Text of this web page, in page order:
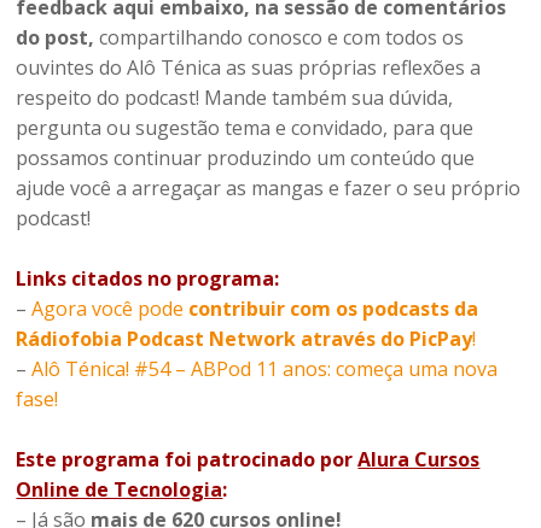
feedback aqui embaixo, na sessão de comentários
do post,compartilhando conosco e com todos os
ouvintes do Alô Ténica as suas próprias reflexões a
respeito do podcast! Mande também sua dúvida,
pergunta ou sugestão tema e convidado, para que
possamos continuar produzindo um conteúdo que
ajude você a arregaçar as mangas e fazer o seu próprio
podcast!
Links citados no programa:
–Agora você pode contribuir com os podcasts da
Rádiofobia Podcast Network através do PicPay!
–Alô Ténica! #54 – ABPod 11 anos: começa uma nova
fase!
Este programa foi patrocinado porAlura Cursos
Online de Tecnologia:
– Já são mais de 620 cursos online!